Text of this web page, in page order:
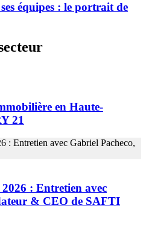
équipes : le portrait de
en Haute-
21
: Entretien avec
& CEO de SAFTI